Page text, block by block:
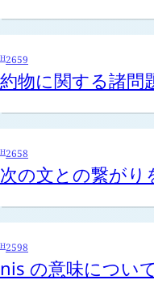
H2659
約物に関する諸問
H2658
次の文との繋がり
H2598
nis の意味につい